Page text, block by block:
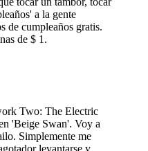
a la gente
de cumpleaños gratis.
de $ 1.
Two: The Electric
'Beige Swan'. Voy a
Simplemente me
levantarse y